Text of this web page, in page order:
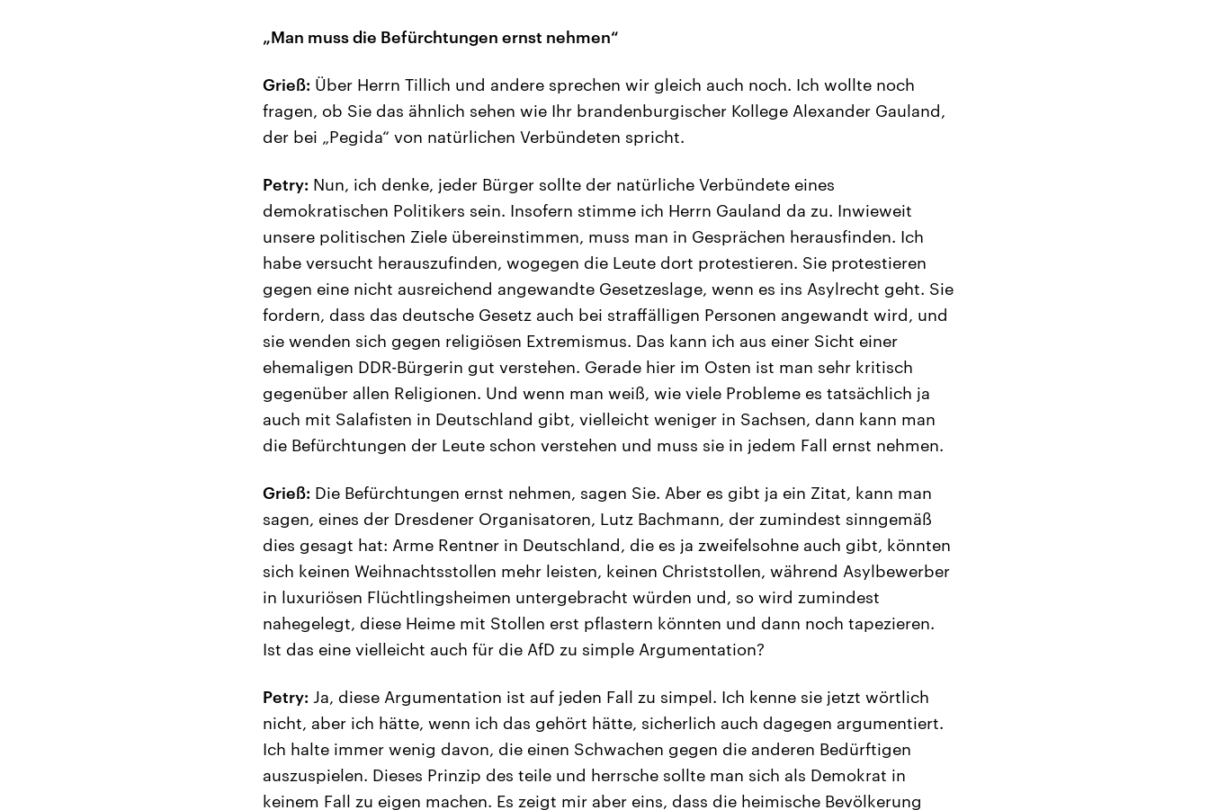
„Man muss die Befürchtungen ernst nehmen“
Grieß: Über Herrn Tillich und andere sprechen wir gleich auch noch. Ich wollte noch
fragen, ob Sie das ähnlich sehen wie Ihr brandenburgischer Kollege Alexander Gauland,
der bei „Pegida“ von natürlichen Verbündeten spricht.
Petry: Nun, ich denke, jeder Bürger sollte der natürliche Verbündete eines
demokratischen Politikers sein. Insofern stimme ich Herrn Gauland da zu. Inwieweit
unsere politischen Ziele übereinstimmen, muss man in Gesprächen herausfinden. Ich
habe versucht herauszufinden, wogegen die Leute dort protestieren. Sie protestieren
gegen eine nicht ausreichend angewandte Gesetzeslage, wenn es ins Asylrecht geht. Sie
fordern, dass das deutsche Gesetz auch bei straffälligen Personen angewandt wird, und
sie wenden sich gegen religiösen Extremismus. Das kann ich aus einer Sicht einer
ehemaligen DDR-Bürgerin gut verstehen. Gerade hier im Osten ist man sehr kritisch
gegenüber allen Religionen. Und wenn man weiß, wie viele Probleme es tatsächlich ja
auch mit Salafisten in Deutschland gibt, vielleicht weniger in Sachsen, dann kann man
die Befürchtungen der Leute schon verstehen und muss sie in jedem Fall ernst nehmen.
Grieß: Die Befürchtungen ernst nehmen, sagen Sie. Aber es gibt ja ein Zitat, kann man
sagen, eines der Dresdener Organisatoren, Lutz Bachmann, der zumindest sinngemäß
dies gesagt hat: Arme Rentner in Deutschland, die es ja zweifelsohne auch gibt, könnten
sich keinen Weihnachtsstollen mehr leisten, keinen Christstollen, während Asylbewerber
in luxuriösen Flüchtlingsheimen untergebracht würden und, so wird zumindest
nahegelegt, diese Heime mit Stollen erst pflastern könnten und dann noch tapezieren.
Ist das eine vielleicht auch für die AfD zu simple Argumentation?
Petry: Ja, diese Argumentation ist auf jeden Fall zu simpel. Ich kenne sie jetzt wörtlich
nicht, aber ich hätte, wenn ich das gehört hätte, sicherlich auch dagegen argumentiert.
Ich halte immer wenig davon, die einen Schwachen gegen die anderen Bedürftigen
auszuspielen. Dieses Prinzip des teile und herrsche sollte man sich als Demokrat in
keinem Fall zu eigen machen. Es zeigt mir aber eins, dass die heimische Bevölkerung